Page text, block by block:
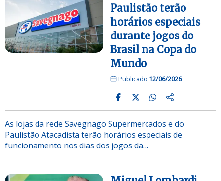
Paulistão terão
horários especiais
durante jogos do
Brasil na Copa do
Mundo
Publicado 12/06/2026
As lojas da rede Savegnago Supermercados e do
Paulistão Atacadista terão horários especiais de
funcionamento nos dias dos jogos da…